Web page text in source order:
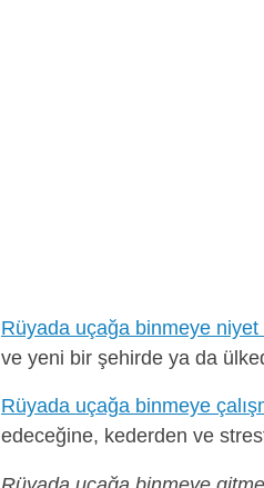
Rüyada uçağa binmeye niyet
ve yeni bir şehirde ya da
Rüyada uçağa binmeye
edeceğine, kederden ve